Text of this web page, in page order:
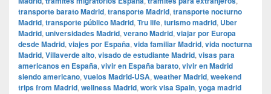
transporte barato Madrid, transporte Madrid, transporte nocturno
Madrid, transporte público Madrid, Tru life, turismo madrid, Uber
Madrid, universidades Madrid, verano Madrid, viajar por Europa
desde Madrid, viajes por España, vida familiar Madrid, vida nocturna
Madrid, Villaverde alto, visado de estudiante Madrid, visas para
americanos en España, vivir en España barato, vivir en Madrid
siendo americano, vuelos Madrid-USA, weather Madrid, weekend
trips from Madrid, wellness Madrid, work visa Spain, yoga madrid